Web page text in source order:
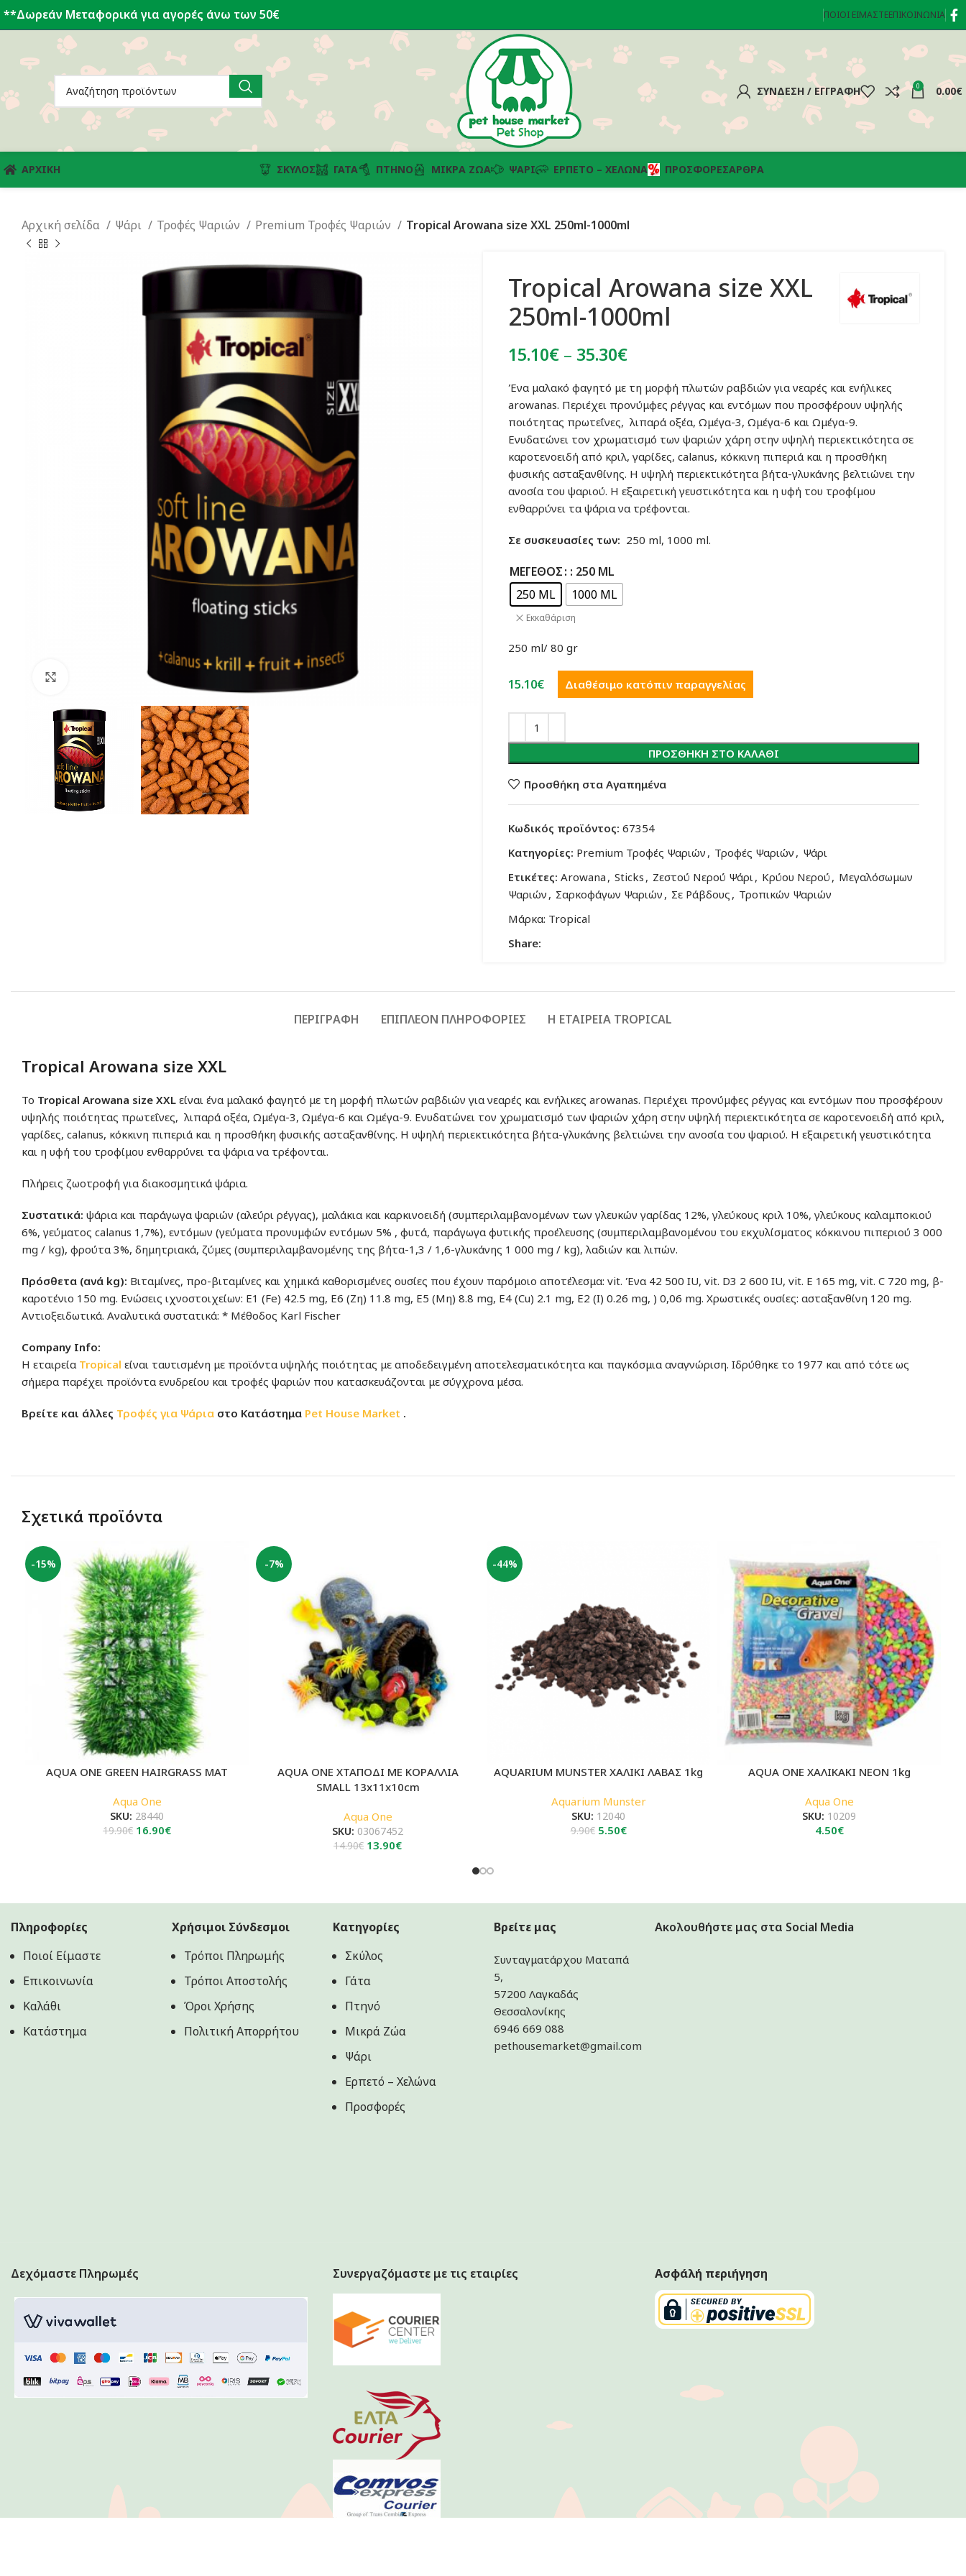
**Δωρεάν Μεταφορικά για αγορές άνω των 50€ ΠΟΙΟΊ ΕΊΜΑΣΤΕΕΠΙΚΟΙΝΩΝΊΑ
ΣΎΝΔΕΣΗ / ΕΓΓΡΑΦΉ 0 0.00€
ΑΡΧΙΚΗ ΣΚΎΛΟΣ ΓΆΤΑ ΠΤΗΝΌ ΜΙΚΡΆ ΖΏΑ ΨΆΡΙ ΕΡΠΕΤΌ – ΧΕΛΏΝΑ ΠΡΟΣΦΟΡΈΣΆΡΘΡΑ
Αρχική σελίδα Ψάρι Τροφές Ψαριών Premium Τροφές Ψαριών Tropical Arowana size XXL 250ml-1000ml
Tropical Arowana size XXL
250ml-1000ml
15.10€ – 35.30€Price
15.10€
through
35.30€
Ένα μαλακό φαγητό με τη μορφή πλωτών ραβδιών για νεαρές και ενήλικες
arowanas. Περιέχει προνύμφες ρέγγας και εντόμων που προσφέρουν υψηλής
ποιότητας πρωτεΐνες, λιπαρά οξέα, Ωμέγα-3, Ωμέγα-6 και Ωμέγα-9.
Ενυδατώνει τον χρωματισμό των ψαριών χάρη στην υψηλή περιεκτικότητα σε
καροτενοειδή από κριλ, γαρίδες, calanus, κόκκινη πιπεριά και η προσθήκη
φυσικής ασταξανθίνης. Η υψηλή περιεκτικότητα βήτα-γλυκάνης βελτιώνει την
ανοσία του ψαριού. Η εξαιρετική γευστικότητα και η υφή του τροφίμου
ενθαρρύνει τα ψάρια να τρέφονται.
Σε συσκευασίες των: 250 ml, 1000 ml.
ΜΈΓΕΘΟΣ : 250 ML
250 ML
1000 ML
Εκκαθάριση
250 ml/ 80 gr
15.10€ Διαθέσιμο κατόπιν παραγγελίας
ΠΡΟΣΘΉΚΗ ΣΤΟ ΚΑΛΆΘΙ
Προσθήκη στα Αγαπημένα
Κωδικός προϊόντος: 67354
Κατηγορίες: Premium Τροφές Ψαριών , Τροφές Ψαριών , Ψάρι
Ετικέτες: Arowana , Sticks , Ζεστού Νερού Ψάρι, Κρύου Νερού , Μεγαλόσωμων
Ψαριών , Σαρκοφάγων Ψαριών , Σε Ράβδους , Τροπικών Ψαριών
Μάρκα: Tropical
Share:
ΠΕΡΙΓΡΑΦΉ ΕΠΙΠΛΈΟΝ ΠΛΗΡΟΦΟΡΊΕΣ Η ΕΤΑΙΡΕΙΑ TROPICAL
Tropical Arowana size XXL
Το Tropical Arowana size XXL είναι ένα μαλακό φαγητό με τη μορφή πλωτών ραβδιών για νεαρές και ενήλικες arowanas. Περιέχει προνύμφες ρέγγας και εντόμων που προσφέρουν
υψηλής ποιότητας πρωτεΐνες, λιπαρά οξέα, Ωμέγα-3, Ωμέγα-6 και Ωμέγα-9. Ενυδατώνει τον χρωματισμό των ψαριών χάρη στην υψηλή περιεκτικότητα σε καροτενοειδή από κριλ,
γαρίδες, calanus, κόκκινη πιπεριά και η προσθήκη φυσικής ασταξανθίνης. Η υψηλή περιεκτικότητα βήτα-γλυκάνης βελτιώνει την ανοσία του ψαριού. Η εξαιρετική γευστικότητα
και η υφή του τροφίμου ενθαρρύνει τα ψάρια να τρέφονται.
Πλήρεις ζωοτροφή για διακοσμητικά ψάρια.
Συστατικά: ψάρια και παράγωγα ψαριών (αλεύρι ρέγγας), μαλάκια και καρκινοειδή (συμπεριλαμβανομένων των γλευκών γαρίδας 12%, γλεύκους κριλ 10%, γλεύκους καλαμποκιού
6%, γεύματος calanus 1,7%), εντόμων (γεύματα προνυμφών εντόμων 5% , φυτά, παράγωγα φυτικής προέλευσης (συμπεριλαμβανομένου του εκχυλίσματος κόκκινου πιπεριού 3 000
mg / kg), φρούτα 3%, δημητριακά, ζύμες (συμπεριλαμβανομένης της βήτα-1,3 / 1,6-γλυκάνης 1 000 mg / kg), λαδιών και λιπών.
Πρόσθετα (ανά kg): Βιταμίνες, προ-βιταμίνες και χημικά καθορισμένες ουσίες που έχουν παρόμοιο αποτέλεσμα: vit. Ένα 42 500 IU, vit. D3 2 600 IU, vit. Ε 165 mg, vit. C 720 mg, β-
καροτένιο 150 mg. Ενώσεις ιχνοστοιχείων: Ε1 (Fe) 42.5 mg, Ε6 (Ζη) 11.8 mg, Ε5 (Μη) 8.8 mg, Ε4 (Cu) 2.1 mg, Ε2 (Ι) 0.26 mg, ) 0,06 mg. Χρωστικές ουσίες: ασταξανθίνη 120 mg.
Αντιοξειδωτικά. Αναλυτικά συστατικά: * Μέθοδος Karl Fischer
Company Info:
Η εταιρεία Tropical είναι ταυτισμένη με προϊόντα υψηλής ποιότητας με αποδεδειγμένη αποτελεσματικότητα και παγκόσμια αναγνώριση. Ιδρύθηκε το 1977 και από τότε ως
σήμερα παρέχει προϊόντα ενυδρείου και τροφές ψαριών που κατασκευάζονται με σύγχρονα μέσα.
Βρείτε και άλλες Τροφές για Ψάρια στο Κατάστημα Pet House Market .
Σχετικά προϊόντα
-15%
AQUA ONE GREEN HAIRGRASS MAT
Aqua One
SKU: 28440
19.90€ Original
16.90€Η
-7%
AQUA ONE ΧΤΑΠΟΔΙ ΜΕ ΚΟΡΑΛΛΙΑ
SMALL 13x11x10cm
Aqua One
SKU: 03067452
14.90€ Original
13.90€Η
13.90€.
-44%
AQUARIUM MUNSTER ΧΑΛΙΚΙ ΛΑΒΑΣ 1kg
Aquarium Munster
SKU: 12040
9.90€ Original
5.50€Η
AQUA ONE ΧΑΛΙΚΑΚΙ NEON 1kg
Aqua One
SKU: 10209
4.50€
Πληροφορίες
Ποιοί Είμαστε
Επικοινωνία
Καλάθι
Κατάστημα
Χρήσιμοι Σύνδεσμοι
Τρόποι Πληρωμής
Τρόποι Αποστολής
Όροι Χρήσης
Πολιτική Aπορρήτου
Κατηγορίες
Σκύλος
Γάτα
Πτηνό
Μικρά Ζώα
Ψάρι
Ερπετό – Χελώνα
Προσφορές
Βρείτε μας
Συνταγματάρχου Ματαπά
5,
57200 Λαγκαδάς
Θεσσαλονίκης
6946 669 088
pethousemarket@gmail.com
Ακολουθήστε μας στα Social Media
Δεχόμαστε Πληρωμές Συνεργαζόμαστε με τις εταιρίες Ασφάλή περιήγηση